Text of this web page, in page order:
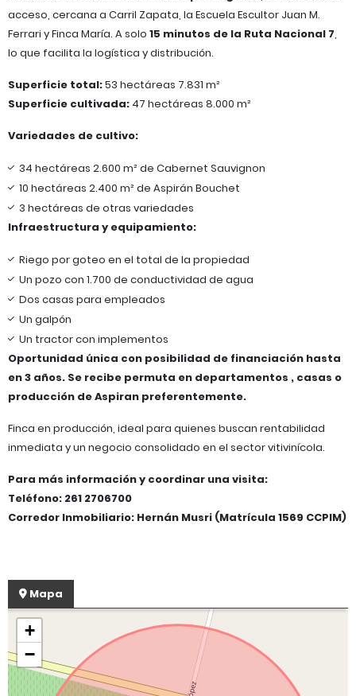
acceso, cercana a Carril Zapata, la Escuela Escultor Juan M.
Ferrari y Finca María. A solo 15 minutos de la Ruta Nacional 7,
lo que facilita la logística y distribución.
Superficie total:53 hectáreas 7.831 m²
Superficie cultivada: 47 hectáreas 8.000 m²
Variedades de cultivo:
34 hectáreas 2.600 m² de Cabernet Sauvignon
10 hectáreas 2.400 m² de Aspirán Bouchet
3 hectáreas de otras variedades
Infraestructura y equipamiento:
Riego por goteo en el total de la propiedad
Un pozo con 1.700 de conductividad de agua
Dos casas para empleados
Un galpón
Un tractor con implementos
Oportunidad única con posibilidad de financiación hasta
en 3 años. Se recibe permuta en departamentos , casas o
producción de Aspiran preferentemente.
Finca en producción, ideal para quienes buscan rentabilidad
inmediata y un negocio consolidado en el sector vitivinícola.
Para más información y coordinar una visita:
Teléfono: 261 2706700
Corredor Inmobiliario: Hernán Musri (Matrícula 1569 CCPIM)
Mapa
+
−